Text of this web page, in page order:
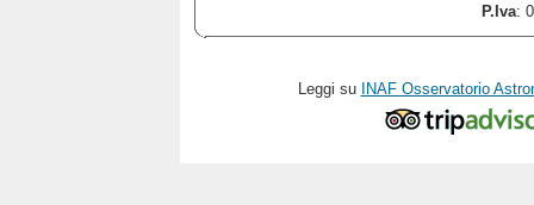
P.Iva:
Leggi su INAF Osservatorio